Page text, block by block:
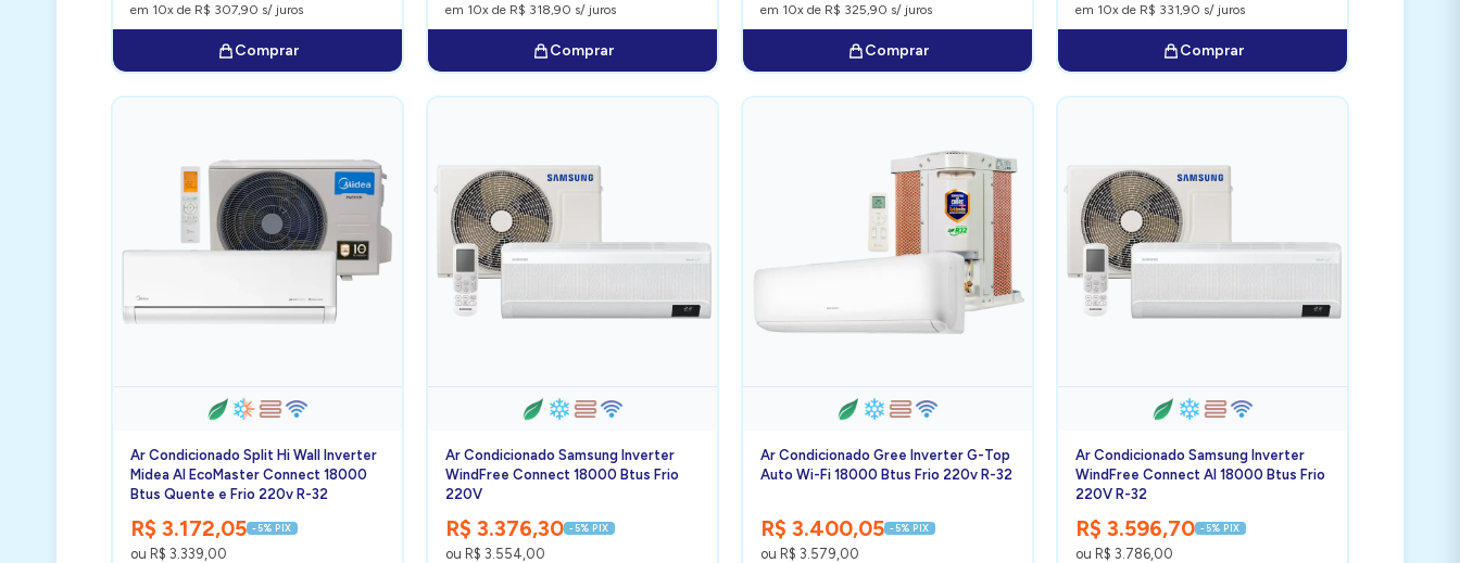
em 10x de R$ 307,90 s/ juros
Comprar
em 10x de R$ 318,90 s/ juros
Comprar
em 10x de R$ 325,90 s/ juros
Comprar
em 10x de R$ 331,90 s/ juros
Comprar
Ar Condicionado Split Hi Wall Inverter
Midea AI EcoMaster Connect 18000
Btus Quente e Frio 220v R-32
R$ 3.172,05 -5% PIX
ou R$ 3.339,00
Ar Condicionado Samsung Inverter
WindFree Connect 18000 Btus Frio
220V
R$ 3.376,30 -5% PIX
ou R$ 3.554,00
Ar Condicionado Gree Inverter G-Top
Auto Wi-Fi 18000 Btus Frio 220v R-32
R$ 3.400,05 -5% PIX
ou R$ 3.579,00
Ar Condicionado Samsung Inverter
WindFree Connect AI 18000 Btus Frio
220V R-32
R$ 3.596,70 -5% PIX
ou R$ 3.786,00